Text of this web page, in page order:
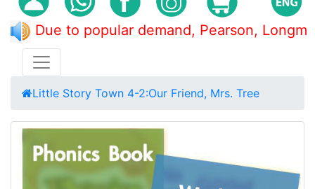
Due to popular demand, Pearson, Longman
Little Story Town 4-2:Our Friend, Mrs. Tree